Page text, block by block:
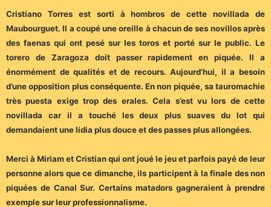
Cristiano Torres est sorti à hombros de cette novillada de
Maubourguet. Il a coupé une oreille à chacun de ses novillos après
des faenas qui ont pesé sur les toros et porté sur le public. Le
torero de Zaragoza doit passer rapidement en piquée. Il a
énormément de qualités et de recours. Aujourd’hui, il a besoin
d’une opposition plus conséquente. En non piquée, sa tauromachie
très puesta exige trop des erales. Cela s’est vu lors de cette
novillada car il a touché les deux plus suaves du lot qui
demandaient une lidia plus douce et des passes plus allongées.
Merci à Miriam et Cristian qui ont joué le jeu et parfois payé de leur
personne alors que ce dimanche, ils participent à la finale des non
piquées de Canal Sur. Certains matadors gagneraient à prendre
exemple sur leur professionnalisme.